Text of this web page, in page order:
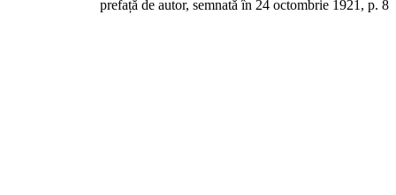
prefață de autor, semnată în 24 octombrie 1921, p. 8